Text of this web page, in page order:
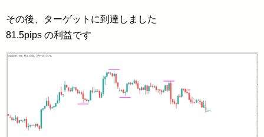
その後、ターゲットに到達しました
81.5pips の利益です